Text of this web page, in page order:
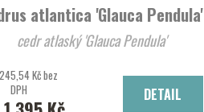
atlantica 'Glauca Pendula'
cedr atlaský 'Glauca Pendula'
Kč bez
DPH
DETAIL